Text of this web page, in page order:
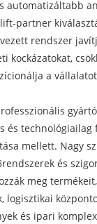
automatizáltabb
partner
rendszer
kockázatokat,
a
és
mellett. Nagy
és
meg
logisztikai
és ipari